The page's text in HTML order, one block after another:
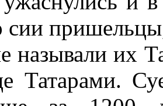
сии
называли их
Татарами.